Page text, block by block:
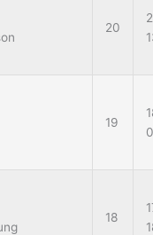
20
19
18